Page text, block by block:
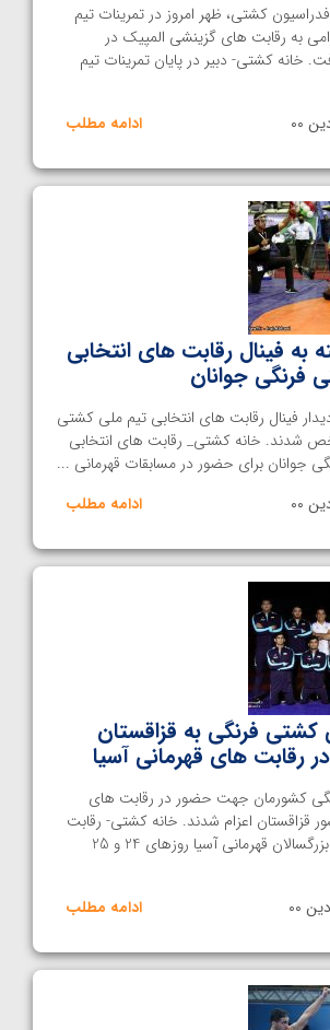
کشتی، ظهر امروز در تمرینات تیم
به رقابت های گزینشی المپیک در
خانه کشتی- دبیر در پایان تمرینات تیم
ادامه مطلب
به فینال رقابت های انتخابی
فرنگی جوانان
فینال رقابت های انتخابی تیم ملی کشتی
شدند. خانه کشتی_ رقابت های انتخابی
جوانان برای حضور در مسابقات قهرمانی ...
ادامه مطلب
کشتی فرنگی به قزاقستان
های قهرمانی آسیا
کشورمان جهت حضور در رقابت های
قزاقستان اعزام شدند. خانه کشتی- رقابت
های کشتی فرنگی بزرگسالان قهرمانی آسیا روزهای 24 و 25
ادامه مطلب